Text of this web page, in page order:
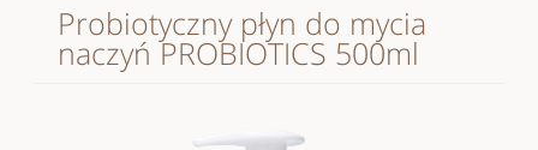
Probiotyczny płyn do mycia
naczyń PROBIOTICS 500ml